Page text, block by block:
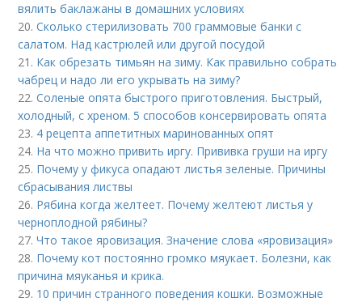
вялить баклажаны в домашних условиях
20.Сколько стерилизовать 700 граммовые банки с
салатом. Над кастрюлей или другой посудой
21. Как обрезать тимьян на зиму. Как правильно собрать
чабрец и надо ли его укрывать на зиму?
22.Соленые опята быстрого приготовления. Быстрый,
холодный, с хреном. 5 способов консервировать опята
23. 4 рецепта аппетитных маринованных опят
24. На что можно привить иргу. Прививка груши на иргу
25. Почему у фикуса опадают листья зеленые. Причины
сбрасывания листвы
26. Рябина когда желтеет. Почему желтеют листья у
черноплодной рябины?
27.Что такое яровизация. Значение слова «яровизация»
28. Почему кот постоянно громко мяукает. Болезни, как
причина мяуканья и крика.
29. 10 причин странного поведения кошки. Возможные